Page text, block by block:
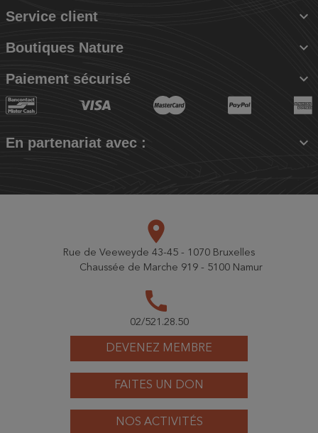
Service client 
Boutiques Nature 
Paiement sécurisé 
En partenariat avec : 
DEVENEZ MEMBRE
FAITES UN DON
NOS ACTIVITÉS
place
Rue de Veeweyde 43-45 - 1070 Bruxelles
Chaussée de Marche 919 - 5100 Namur
call
02/521.28.50